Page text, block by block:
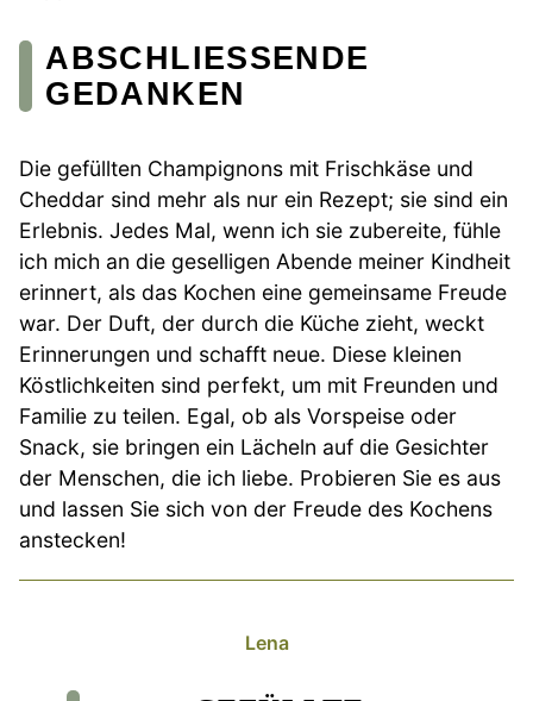
ABSCHLIESSENDE G
EDANKEN
Die gefüllten Champignons mit Frischkäse und
Cheddar sind mehr als nur ein Rezept; sie sind ein
Erlebnis. Jedes Mal, wenn ich sie zubereite, fühle
ich mich an die geselligen Abende meiner Kindheit
erinnert, als das Kochen eine gemeinsame Freude
war. Der Duft, der durch die Küche zieht, weckt
Erinnerungen und schafft neue. Diese kleinen
Köstlichkeiten sind perfekt, um mit Freunden und
Familie zu teilen. Egal, ob als Vorspeise oder
Snack, sie bringen ein Lächeln auf die Gesichter
der Menschen, die ich liebe. Probieren Sie es aus
und lassen Sie sich von der Freude des Kochens
anstecken!
Lena